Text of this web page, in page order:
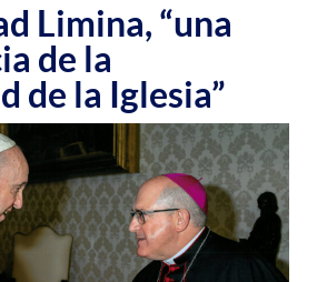
Limina, “una
de la
de la Iglesia”